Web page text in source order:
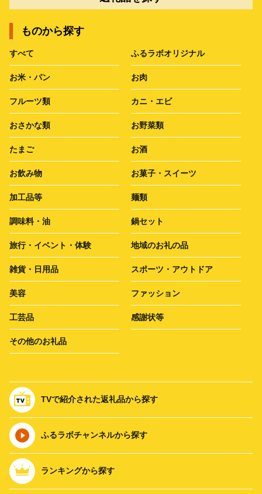
ものから探す
すべて ふるラボオリジナル
お米・パン お肉
フルーツ類 カニ・エビ
おさかな類 お野菜類
たまご お酒
お飲み物 お菓子・スイーツ
加工品等 麺類
調味料・油 鍋セット
旅行・イベント・体験 地域のお礼の品
雑貨・日用品 スポーツ・アウトドア
美容 ファッション
工芸品 感謝状等
その他のお礼品
TVで紹介された返礼品から探す
ふるラボチャンネルから探す
ランキングから探す